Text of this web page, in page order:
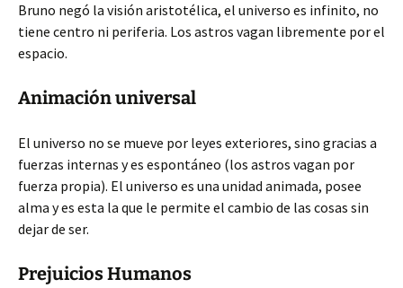
Bruno negó la visión aristotélica, el universo es infinito, no
tiene centro ni periferia. Los astros vagan libremente por el
espacio.
Animación universal
El universo no se mueve por leyes exteriores, sino gracias a
fuerzas internas y es espontáneo (los astros vagan por
fuerza propia). El universo es una unidad animada, posee
alma y es esta la que le permite el cambio de las cosas sin
dejar de ser.
Prejuicios Humanos